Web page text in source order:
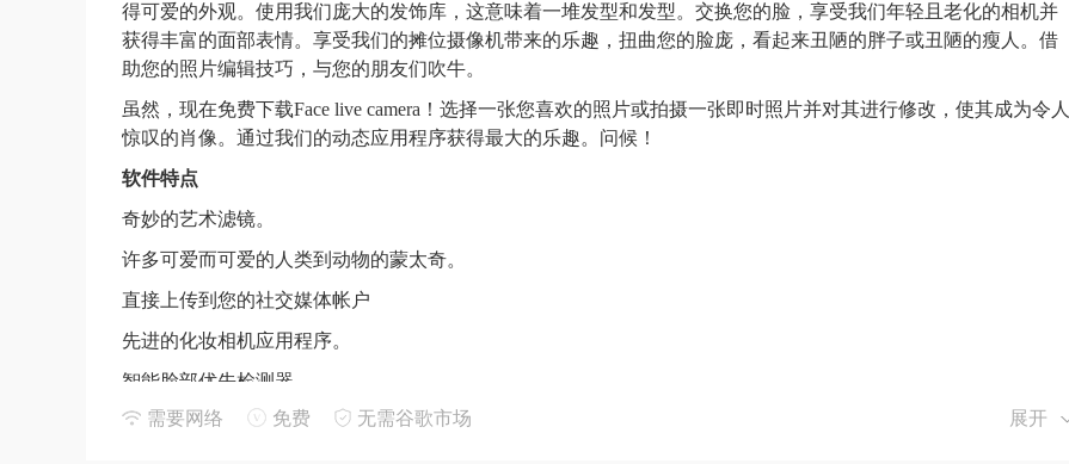
得可爱的外观。使用我们庞大的发饰库，这意味着一堆发型和发型。交换您的脸，享受我们年轻且老化的相机并
获得丰富的面部表情。享受我们的摊位摄像机带来的乐趣，扭曲您的脸庞，看起来丑陋的胖子或丑陋的瘦人。借
助您的照片编辑技巧，与您的朋友们吹牛。
虽然，现在免费下载Face live camera！选择一张您喜欢的照片或拍摄一张即时照片并对其进行修改，使其成为令人
惊叹的肖像。通过我们的动态应用程序获得最大的乐趣。问候！
软件特点
奇妙的艺术滤镜。
许多可爱而可爱的人类到动物的蒙太奇。
直接上传到您的社交媒体帐户
先进的化妆相机应用程序。
智能脸部优先检测器
支持叠加效果，模糊和表情贴纸。
需要网络 免费 无需谷歌市场 展开